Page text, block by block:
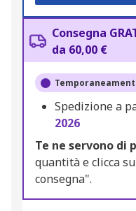
Consegna
da 60,00 €
Spedizione a
2026
Te ne servono di
quantità e clicca
consegna".